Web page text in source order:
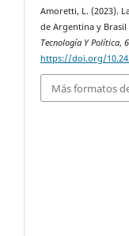
Amoretti, L. (2023).
de Argentina y
Tecnología Y Política,6
https://doi.org/
Más formatos